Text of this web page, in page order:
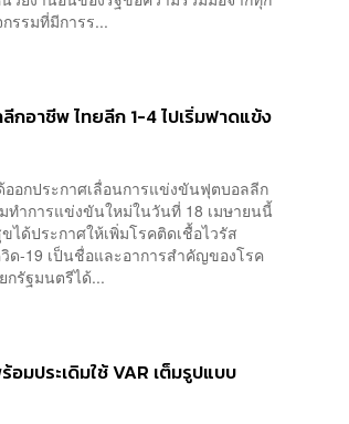
รรมที่มีการร...
กอาชีพ ไทยลีก 1-4 ไปเริ่มฟาดแข้ง
อกประกาศเลื่อนการแข่งขันฟุตบอลลีก
ทำการแข่งขันใหม่ในวันที่ 18 เมษายนนี้
ด้ประกาศให้เพิ่มโรคติดเชื้อไวรัส
ด-19 เป็นชื่อและอาการสำคัญของโรค
กรัฐมนตรีได้...
มประเดิมใช้ VAR เต็มรูปแบบ